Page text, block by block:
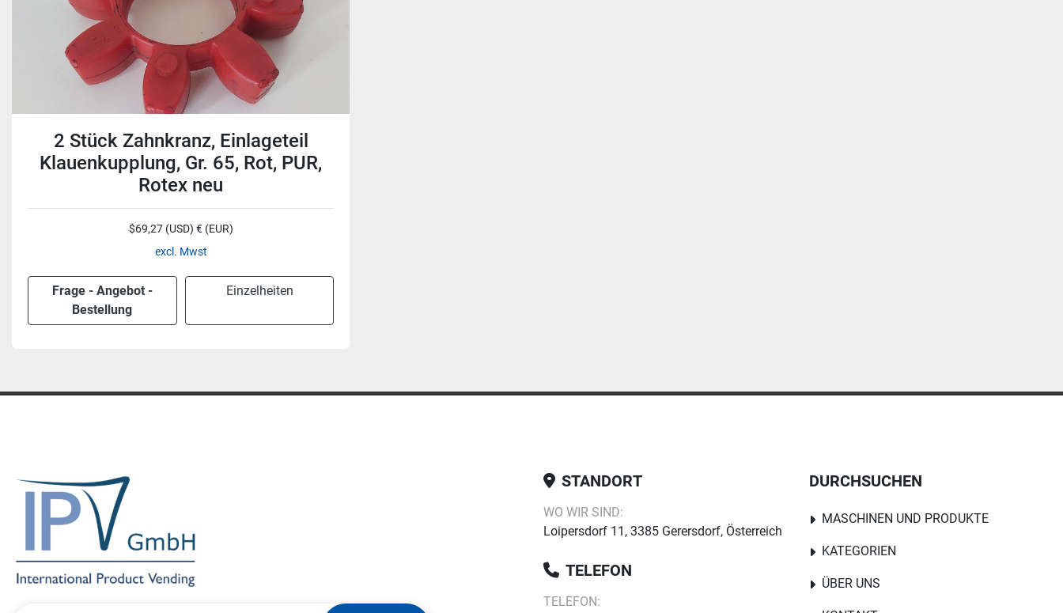
2 Stück Zahnkranz, Einlageteil
Klauenkupplung, Gr. 65, Rot, PUR,
Rotex neu
$69,27 (USD) € (EUR)
excl. Mwst
Frage - Angebot -
Bestellung
Einzelheiten
STANDORT
WO WIR SIND:
Loipersdorf 11, 3385 Gerersdorf, Österreich
TELEFON
TELEFON:
DURCHSUCHEN
MASCHINEN UND PRODUKTE
KATEGORIEN
ÜBER UNS